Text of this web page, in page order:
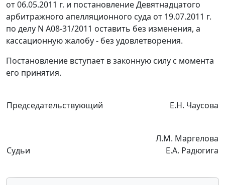
от 06.05.2011 г. и постановлениеДевятнадцатого
арбитражного апелляционного суда от 19.07.2011 г.
по делу N А08-31/2011 оставить без изменения, а
кассационную жалобу - без удовлетворения.
Постановление вступает в законную силу с момента
его принятия.
Председательствующий Е.Н. Чаусова
Судьи
Л.М. Маргелова
Е.А. Радюгига